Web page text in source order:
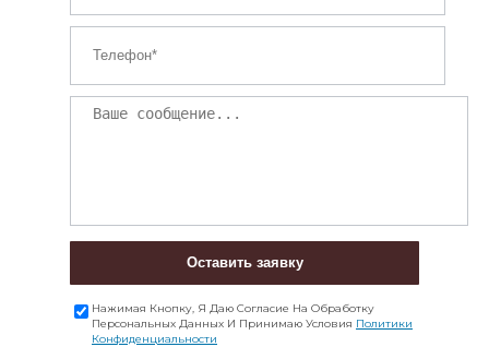
Оставить заявку
Нажимая Кнопку, Я Даю Согласие На Обработку
Персональных Данных И Принимаю Условия Политики
Конфиденциальности